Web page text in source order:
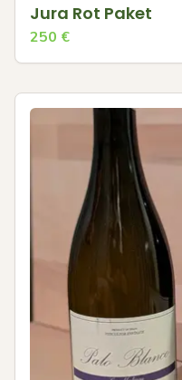
Jura Rot Paket
250 €